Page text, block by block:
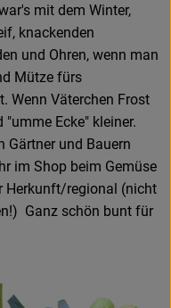
mit dem Winter,
knackenden
und Ohren, wenn man
Mütze fürs
Wenn Väterchen Frost
"umme Ecke" kleiner.
Gärtner und Bauern
im Shop beim Gemüse
Herkunft/regional (nicht
Ganz schön bunt für